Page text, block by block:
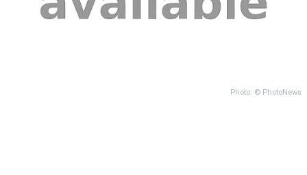
Photo: © PhotoNews